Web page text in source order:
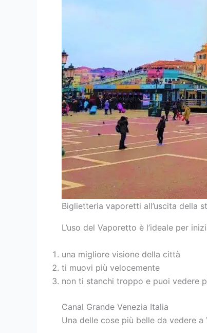
Biglietteria vaporetti all’uscita della
L’uso del Vaporetto è l’ideale per
una migliore visione della città
ti muovi più velocemente
non ti stanchi troppo e puoi vedere
Canal Grande Venezia Italia
Una delle cose più belle da vedere a